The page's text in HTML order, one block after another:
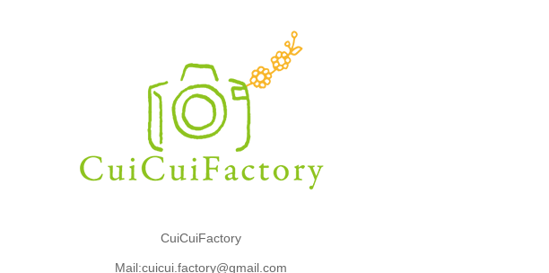
CuiCuiFactory
Mail:cuicui.factory@gmail.com